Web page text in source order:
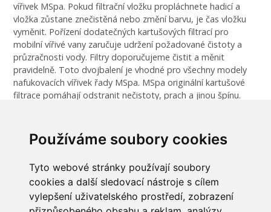
Používáme soubory cookies
Tyto webové stránky používají soubory
cookies a další sledovací nástroje s cílem
vylepšení uživatelského prostředí, zobrazení
vířivek MSpa. Pokud filtrační vložku propláchnete hadicí a
vložka zůstane znečistěná nebo změní barvu, je čas vložku
vyměnit. Pořízení dodatečných kartušových filtrací pro
mobilní vířivé vany zaručuje udržení požadované čistoty a
průzračnosti vody. Filtry doporučujeme čistit a měnit
pravidelně. Toto dvojbalení je vhodné pro všechny modely
nafukovacích vířivek řady MSpa. MSpa originální kartušové
filtrace pomáhají odstranit nečistoty, prach a jinou špínu.
průměr 10,5 cm - Kartuše mají patentovaný MSpa závit na
bajonet - 120 záhybů v jedné kartuši - Počet ks v balení: 2